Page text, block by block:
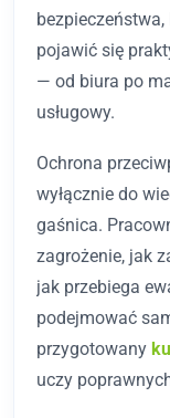
pojawić się
— od biura po
usługowy.
Ochrona
wyłącznie do
gaśnica.
zagrożenie, jak
jak przebiega
podejmować
przygotowany
uczy